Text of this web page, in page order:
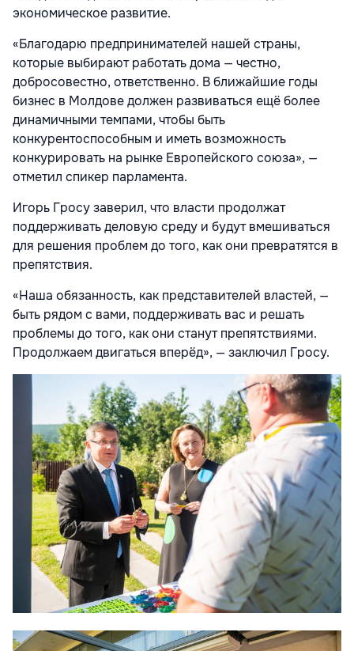
экономическое развитие.
«Благодарю предпринимателей нашей страны,
которые выбирают работать дома — честно,
добросовестно, ответственно. В ближайшие годы
бизнес в Молдове должен развиваться ещё более
динамичными темпами, чтобы быть
конкурентоспособным и иметь возможность
конкурировать на рынке Европейского союза», —
отметил спикер парламента.
Игорь Гросу заверил, что власти продолжат
поддерживать деловую среду и будут вмешиваться
для решения проблем до того, как они превратятся в
препятствия.
«Наша обязанность, как представителей властей, —
быть рядом с вами, поддерживать вас и решать
проблемы до того, как они станут препятствиями.
Продолжаем двигаться вперёд», — заключил Гросу.